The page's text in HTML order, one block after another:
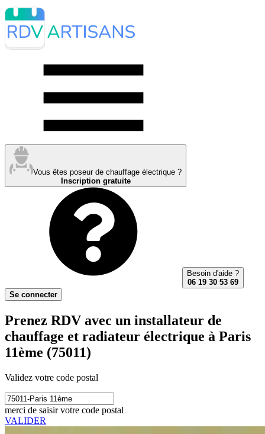
Vous êtes poseur de chauffage électrique ?
Inscription gratuite
Besoin d'aide ?
06 19 30 53 69
Se connecter
Prenez RDV avec un installateur de
chauffage et radiateur électrique à Paris
11ème (75011)
Validez votre code postal
merci de saisir votre code postal
VALIDER